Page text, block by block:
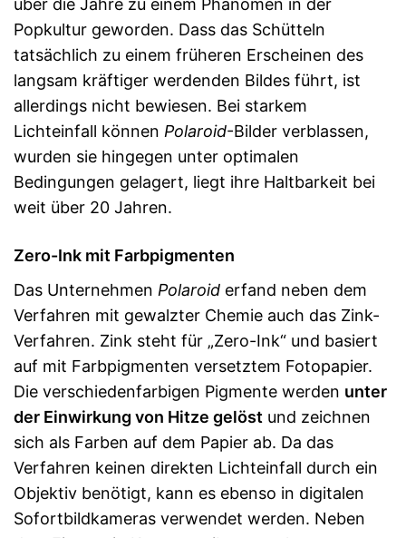
Popkultur geworden. Dass das Schütteln
tatsächlich zu einem früheren Erscheinen des
langsam kräftiger werdenden Bildes führt, ist
allerdings nicht bewiesen. Bei starkem
Lichteinfall können Polaroid-Bilder verblassen,
wurden sie hingegen unter optimalen
Bedingungen gelagert, liegt ihre Haltbarkeit bei
weit über 20 Jahren.
Zero-Ink mit Farbpigmenten
Das Unternehmen Polaroid erfand neben dem
Verfahren mit gewalzter Chemie auch das Zink-
Verfahren. Zink steht für „Zero-Ink“ und basiert
auf mit Farbpigmenten versetztem Fotopapier.
Die verschiedenfarbigen Pigmente werden unter
der Einwirkung von Hitze gelöst und zeichnen
sich als Farben auf dem Papier ab. Da das
Verfahren keinen direkten Lichteinfall durch ein
Objektiv benötigt, kann es ebenso in digitalen
Sofortbildkameras verwendet werden. Neben